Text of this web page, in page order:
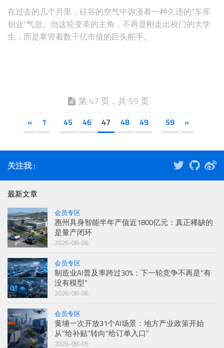
在过去的几个月里，硅谷的空气中弥漫着一种久违的"车库
创业"气息。但这轮变革的主角，不再是刚走出校门的大学
生，而是掌管着数千亿市值的巨头舵手。
第 47 页，共 59 页
« 1 … 45 46 47 48 49 … 59 »
关注我 :
最新文章
会员专区
惠州具身智能半年产值近1800亿元：真正稀缺的
是量产闭环
2026-08-06
会员专区
制造业AI普及率跨过30%：下一轮竞争不再是“有
没有模型”
2026-08-06
会员专区
黄埔一次开放31个AI场景：地方产业政策开始
从“给补贴”转向“给订单入口”
2026-08-05